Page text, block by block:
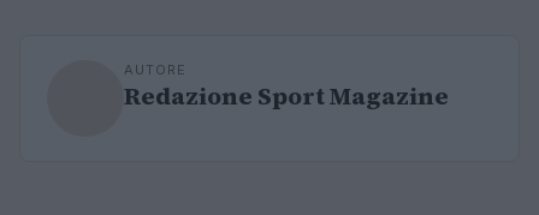
AUTORE
Redazione Sport Magazine